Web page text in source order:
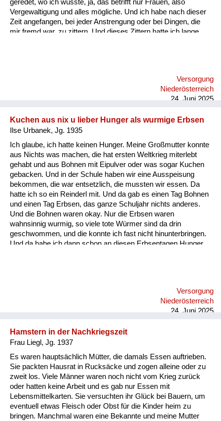
geredet, wo ich wusste, ja, das betrifft nur Frauen, also
Vergewaltigung und alles mögliche. Und ich habe nach dieser
Zeit angefangen, bei jeder Anstrengung oder bei Dingen, die
mir fremd war, zu zittern. Und dieses Zittern hatte ich lange,
dann war es besser. Aber jetzt im Alter ist es wieder da ist,
Versorgung
Niederösterreich
24. Juni 2025
Kuchen aus nix u lieber Hunger als wurmige Erbsen
Ilse Urbanek, Jg. 1935
Ich glaube, ich hatte keinen Hunger. Meine Großmutter konnte
aus Nichts was machen, die hat ersten Weltkrieg miterlebt
gehabt und aus Bohnen mit Eipulver oder was sogar Kuchen
gebacken. Und in der Schule haben wir eine Ausspeisung
bekommen, die war entsetzlich, die mussten wir essen. Da
hatte ich so ein Reinderl mit. Und da gab es einen Tag Bohnen
und einen Tag Erbsen, das ganze Schuljahr nichts anderes.
Und die Bohnen waren okay. Nur die Erbsen waren
wahnsinnig wurmig, so viele tote Würmer sind da drin
geschwommen, und die konnte ich fast nicht hinunterbringen.
Und da habe ich dann schon an diesen Erbsentagen Hunger
ist weggegangen, der ist lieber hungrig geblieben, als dass er
Versorgung
Niederösterreich
24. Juni 2025
Hamstern in der Nachkriegszeit
Frau Liegl, Jg. 1937
Es waren hauptsächlich Mütter, die damals Essen auftrieben.
Sie packten Hausrat in Rucksäcke und zogen alleine oder zu
zweit los. Viele Männer waren noch nicht vom Krieg zurück
oder hatten keine Arbeit und es gab nur Essen mit
Lebensmittelkarten. Sie versuchten ihr Glück bei Bauern, um
eventuell etwas Fleisch oder Obst für die Kinder heim zu
bringen. Manchmal waren eine Bekannte und meine Mutter